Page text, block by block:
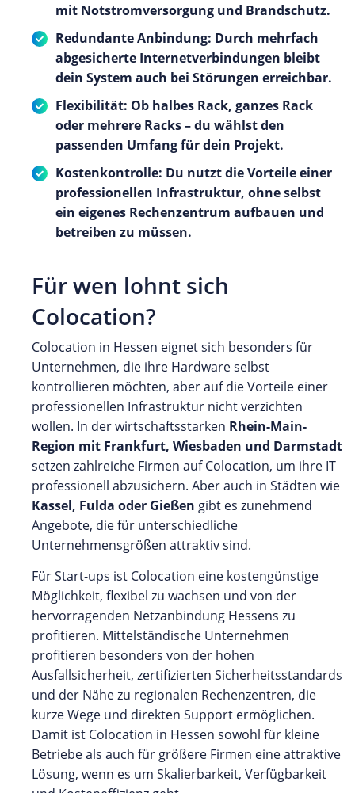
mit Notstromversorgung und Brandschutz.
Redundante Anbindung: Durch mehrfach
abgesicherte Internetverbindungen bleibt
dein System auch bei Störungen erreichbar.
Flexibilität: Ob halbes Rack, ganzes Rack
oder mehrere Racks – du wählst den
passenden Umfang für dein Projekt.
Kostenkontrolle: Du nutzt die Vorteile einer
professionellen Infrastruktur, ohne selbst
ein eigenes Rechenzentrum aufbauen und
betreiben zu müssen.
Für wen lohnt sich
Colocation?
Colocation in Hessen eignet sich besonders für
Unternehmen, die ihre Hardware selbst
kontrollieren möchten, aber auf die Vorteile einer
professionellen Infrastruktur nicht verzichten
wollen. In der wirtschaftsstarken Rhein-Main-
Region mit Frankfurt, Wiesbaden und Darmstadt
setzen zahlreiche Firmen auf Colocation, um ihre IT
professionell abzusichern. Aber auch in Städten wie
Kassel, Fulda oder Gießen gibt es zunehmend
Angebote, die für unterschiedliche
Unternehmensgrößen attraktiv sind.
Für Start-ups ist Colocation eine kostengünstige
Möglichkeit, flexibel zu wachsen und von der
hervorragenden Netzanbindung Hessens zu
profitieren. Mittelständische Unternehmen
profitieren besonders von der hohen
Ausfallsicherheit, zertifizierten Sicherheitsstandards
und der Nähe zu regionalen Rechenzentren, die
kurze Wege und direkten Support ermöglichen.
Damit ist Colocation in Hessen sowohl für kleine
Betriebe als auch für größere Firmen eine attraktive
Lösung, wenn es um Skalierbarkeit, Verfügbarkeit